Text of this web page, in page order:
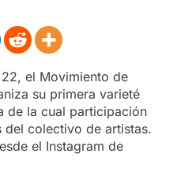
el Movimiento de
su primera varieté
de la cual participación
del colectivo de artistas.
el Instagram de